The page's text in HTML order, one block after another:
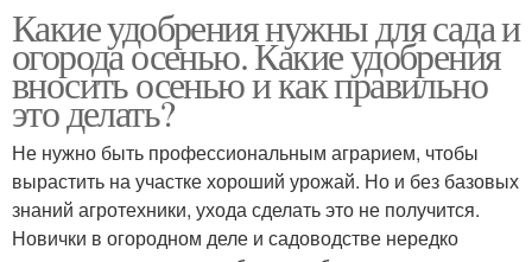
Какие удобрения нужны для сада и
огорода осенью. Какие удобрения
вносить осенью и как правильно
это делать?
Не нужно быть профессиональным аграрием, чтобы
вырастить на участке хороший урожай. Но и без базовых
знаний агротехники, ухода сделать это не получится.
Новички в огородном деле и садоводстве нередко